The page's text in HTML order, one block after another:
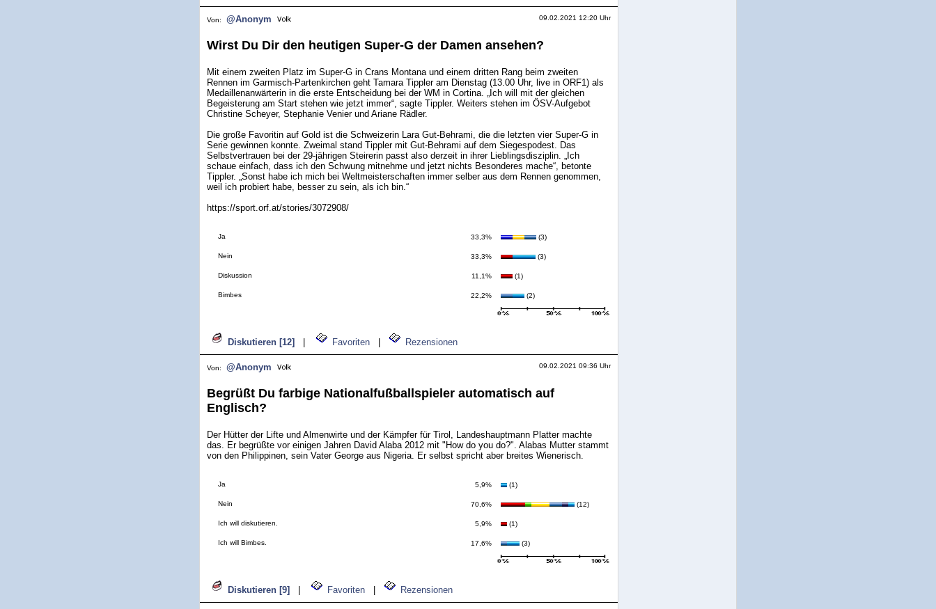
Von: @Anonym 09.02.2021 12:20 Uhr
Wirst Du Dir den heutigen Super-G der Damen ansehen?
Mit einem zweiten Platz im Super-G in Crans Montana und einem dritten Rang beim zweiten
Rennen im Garmisch-Partenkirchen geht Tamara Tippler am Dienstag (13.00 Uhr, live in ORF1) als
Medaillenanwärterin in die erste Entscheidung bei der WM in Cortina. „Ich will mit der gleichen
Begeisterung am Start stehen wie jetzt immer“, sagte Tippler. Weiters stehen im ÖSV-Aufgebot
Christine Scheyer, Stephanie Venier und Ariane Rädler.
Die große Favoritin auf Gold ist die Schweizerin Lara Gut-Behrami, die die letzten vier Super-G in
Serie gewinnen konnte. Zweimal stand Tippler mit Gut-Behrami auf dem Siegespodest. Das
Selbstvertrauen bei der 29-jährigen Steirerin passt also derzeit in ihrer Lieblingsdisziplin. „Ich
schaue einfach, dass ich den Schwung mitnehme und jetzt nichts Besonderes mache“, betonte
Tippler. „Sonst habe ich mich bei Weltmeisterschaften immer selber aus dem Rennen genommen,
weil ich probiert habe, besser zu sein, als ich bin.“
https://sport.orf.at/stories/3072908/
Ja 33,3% (3)
Nein 33,3% (3)
Diskussion 11,1% (1)
Bimbes 22,2% (2)
Diskutieren [12] Favoriten Rezensionen
Von: @Anonym 09.02.2021 09:36 Uhr
Begrüßt Du farbige Nationalfußballspieler automatisch auf
Englisch?
Der Hütter der Lifte und Almenwirte und der Kämpfer für Tirol, Landeshauptmann Platter machte
das. Er begrüßte vor einigen Jahren David Alaba 2012 mit "How do you do?". Alabas Mutter stammt
von den Philippinen, sein Vater George aus Nigeria. Er selbst spricht aber breites Wienerisch.
Ja 5,9% (1)
Nein 70,6% (12)
Ich will diskutieren. 5,9% (1)
Ich will Bimbes. 17,6% (3)
Diskutieren [9] Favoriten Rezensionen